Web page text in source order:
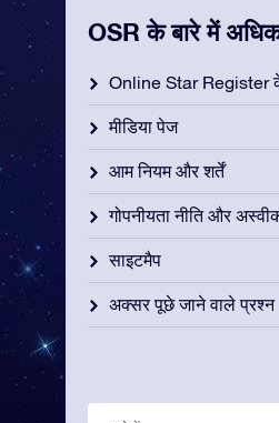
OSR के बारे में अधिक
Online Star Register
मीडिया पेज
आम नियम और शर्तें
गोपनीयता नीति और
साइटमैप
अक्सर पूछे जाने वाले प्रश्न